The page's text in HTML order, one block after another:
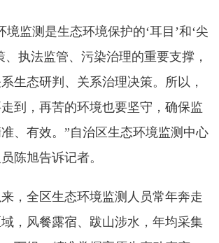
监测是生态环境保护的‘耳目’和‘尖
、执法监管、污染治理的重要支撑，
生态研判、关系治理决策。所以，
到，再苦的环境也要坚守，确保监
、有效。”自治区生态环境监测中心
陈旭告诉记者。
全区生态环境监测人员常年奔走
，风餐露宿、跋山涉水，年均采集